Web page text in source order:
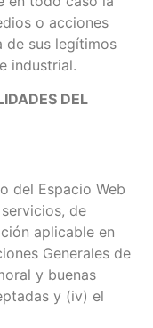
o acciones
de sus legítimos
industrial.
DEL
del Espacio Web
de
aplicable en
Generales de
y buenas
y (iv) el